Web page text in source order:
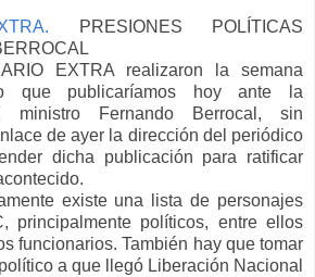
PRESIONES POLÍTICAS
EXTRA realizaron la semana
que publicaríamos hoy ante la
ministro Fernando Berrocal, sin
de ayer la dirección del periódico
dicha publicación para ratificar
existe una lista de personajes
principalmente políticos, entre ellos
funcionarios. También hay que tomar
a que llegó Liberación Nacional